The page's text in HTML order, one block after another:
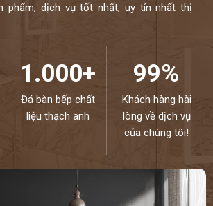
phẩm, dịch vụ tốt nhất, uy tín nhất thị
1.000+
Đá bàn bếp chất
liệu thạch anh
99%
Khách hàng hài
lòng về dịch vụ
của chúng tôi!